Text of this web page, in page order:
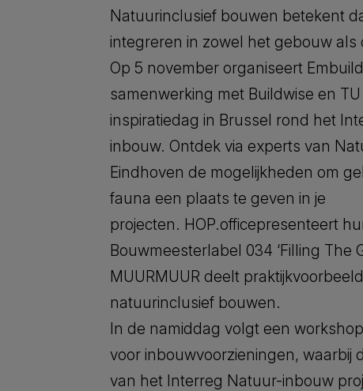
Natuurinclusief bouwen betekent
integreren in zowel het gebouw als
Op 5 november organiseert
samenwerking met Buildwise en
inspiratiedag in Brussel rond het
inbouw. Ontdek via experts van
Eindhoven de mogelijkheden om
fauna een plaats te geven in je
projecten. HOP.officepresenteert
Bouwmeesterlabel 034 ‘Filling The
MUURMUUR deelt
natuurinclusief bouwen.
In de namiddag volgt een
voor inbouwvoorzieningen, waarbij
van het Interreg Natuur-inbouw